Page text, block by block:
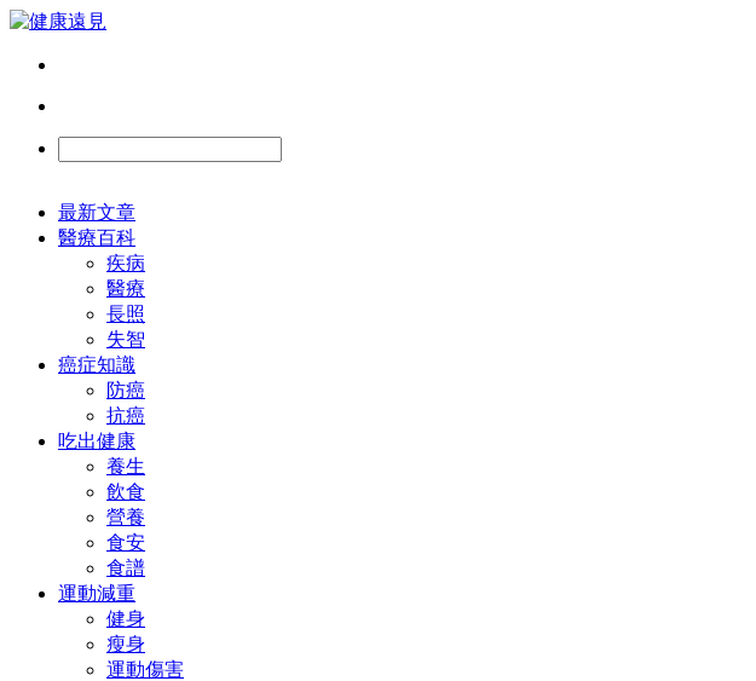
最新文章
醫療百科
疾病
醫療
長照
失智
癌症知識
防癌
抗癌
吃出健康
養生
飲食
營養
食安
食譜
運動減重
健身
瘦身
運動傷害